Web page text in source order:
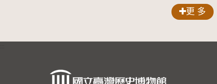
的依戀—
勒大地之
更 多